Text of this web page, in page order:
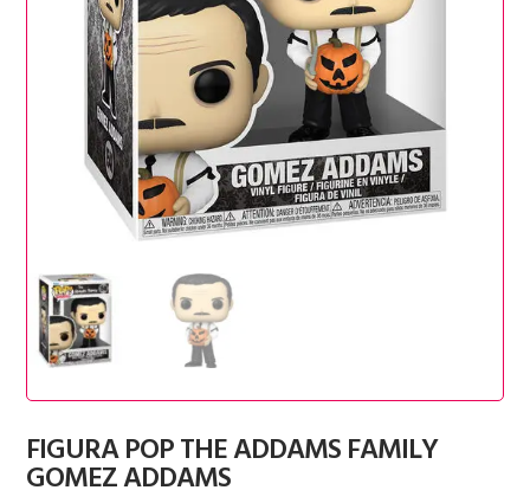
FIGURA POP THE ADDAMS FAMILY
GOMEZ ADDAMS